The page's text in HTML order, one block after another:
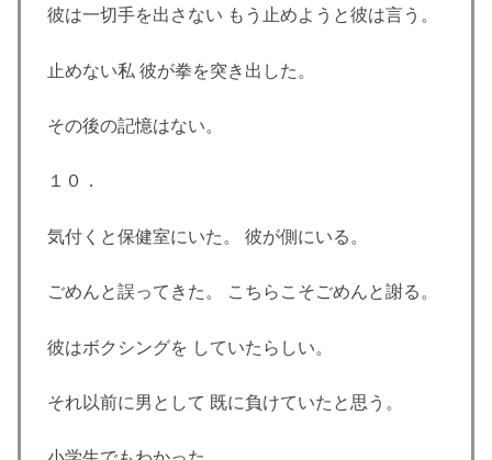
彼は一切手を出さない もう止めようと彼は言う。
止めない私 彼が拳を突き出した。
その後の記憶はない。
１０．
気付くと保健室にいた。 彼が側にいる。
ごめんと誤ってきた。 こちらこそごめんと謝る。
彼はボクシングを していたらしい。
それ以前に男として 既に負けていたと思う。